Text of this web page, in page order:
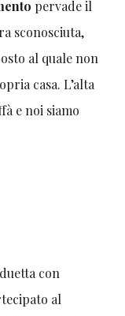
pervade il
sconosciuta,
al quale non
casa. L’alta
e noi siamo
con
al